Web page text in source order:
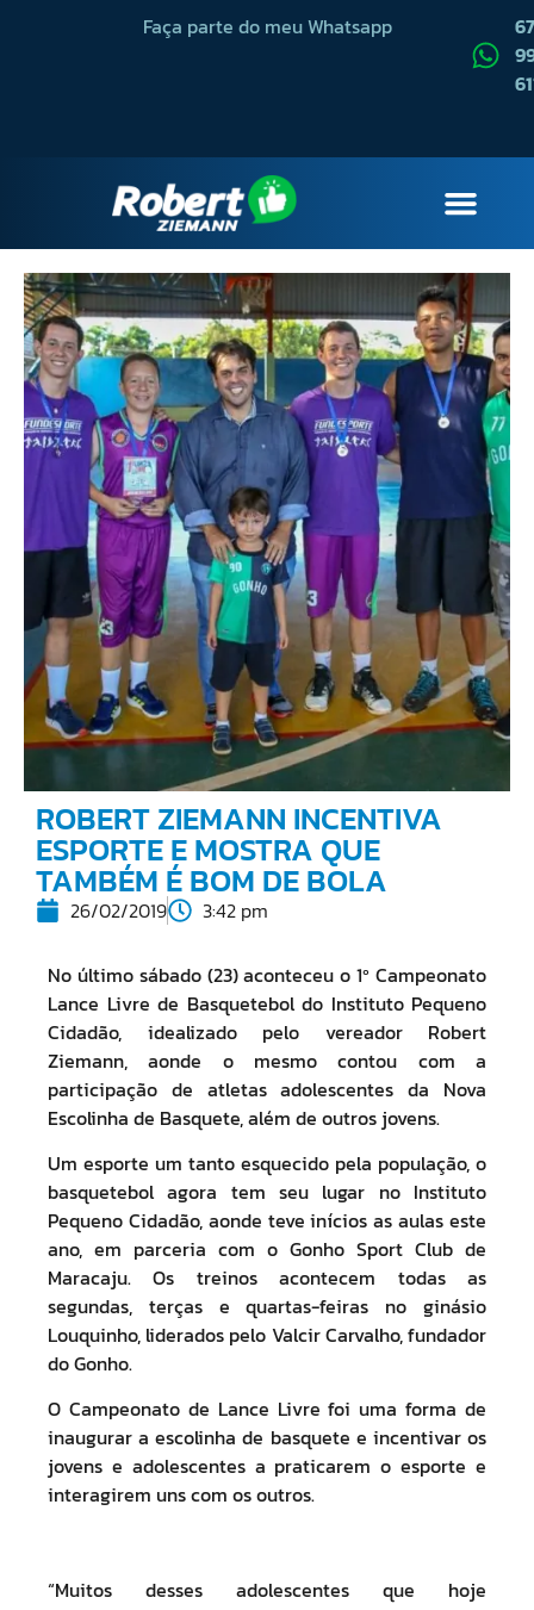
Faça parte do meu Whatsapp
67
ROBERT ZIEMANN INCENTIVA
ESPORTE E MOSTRA QUE
TAMBÉM É BOM DE BOLA
26/02/2019 3:42 pm
No último sábado (23) aconteceu o 1º Campeonato
Lance Livre de Basquetebol do Instituto Pequeno
Cidadão, idealizado pelo vereador Robert
Ziemann, aonde o mesmo contou com a
participação de atletas adolescentes da Nova
Escolinha de Basquete, além de outros jovens.
Um esporte um tanto esquecido pela população, o
basquetebol agora tem seu lugar no Instituto
Pequeno Cidadão, aonde teve inícios as aulas este
ano, em parceria com o Gonho Sport Club de
Maracaju. Os treinos acontecem todas as
segundas, terças e quartas-feiras no ginásio
Louquinho, liderados pelo Valcir Carvalho, fundador
do Gonho.
O Campeonato de Lance Livre foi uma forma de
inaugurar a escolinha de basquete e incentivar os
jovens e adolescentes a praticarem o esporte e
interagirem uns com os outros.
“Muitos desses adolescentes que hoje